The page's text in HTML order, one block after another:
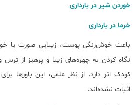
خوردن شیر در بارداری
خرما در بارداری
باعث خوش‌رنگی پوست، زیبایی صورت یا
نگاه کردن به چهره‌های زیبا و پرهیز از ترس
کودک اثر دارد. از نظر علمی، این باورها
اثبات نشده‌اند.